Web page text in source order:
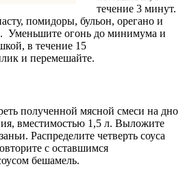
течение 3 минут.
помидоры, бульон, орегано и
Уменьшите огонь до минимума и
в течение 15
и перемешайте.
полученной мясной смеси на дно
вместимостью 1,5 л. Выложите
Распределите четверть соуса
с оставшимся
бешамель.